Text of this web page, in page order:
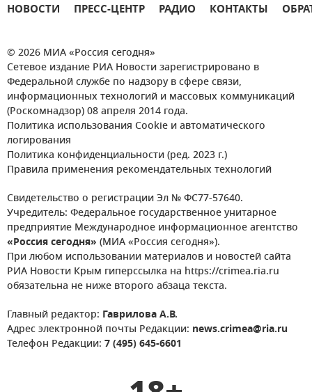
НОВОСТИ ПРЕСС-ЦЕНТР РАДИО КОНТАКТЫ
© 2026 МИА «Россия сегодня»
Сетевое издание РИА Новости зарегистрировано в
Федеральной службе по надзору в сфере связи,
информационных технологий и массовых коммуникаций
(Роскомнадзор) 08 апреля 2014 года.
Политика использования Cookie и автоматического
логирования
Политика конфиденциальности (ред. 2023 г.)
Правила применения рекомендательных технологий
Свидетельство о регистрации Эл № ФС77-57640.
Учредитель: Федеральное государственное унитарное
предприятие Международное информационное агентство
«Россия сегодня» (МИА «Россия сегодня»).
При любом использовании материалов и новостей сайта
РИА Новости Крым гиперссылка на https://crimea.ria.ru
обязательна не ниже второго абзаца текста.
Главный редактор: Гаврилова А.В.
Адрес электронной почты Редакции: news.crimea@ria.ru
Телефон Редакции: 7 (495) 645-6601